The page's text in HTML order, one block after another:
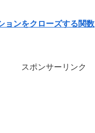
ョンをクローズする関数
スポンサーリンク